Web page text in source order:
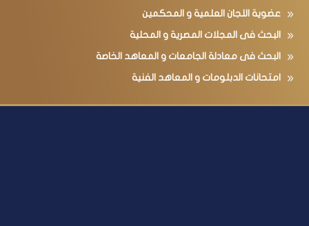
عضوية اللجان العلمية و المحكمين
البحث فى المجلات المصرية و المحلية
البحث فى معادلة الجامعات و المعاهد الخاصة
امتحانات الدبلومات و المعاهد الفنية